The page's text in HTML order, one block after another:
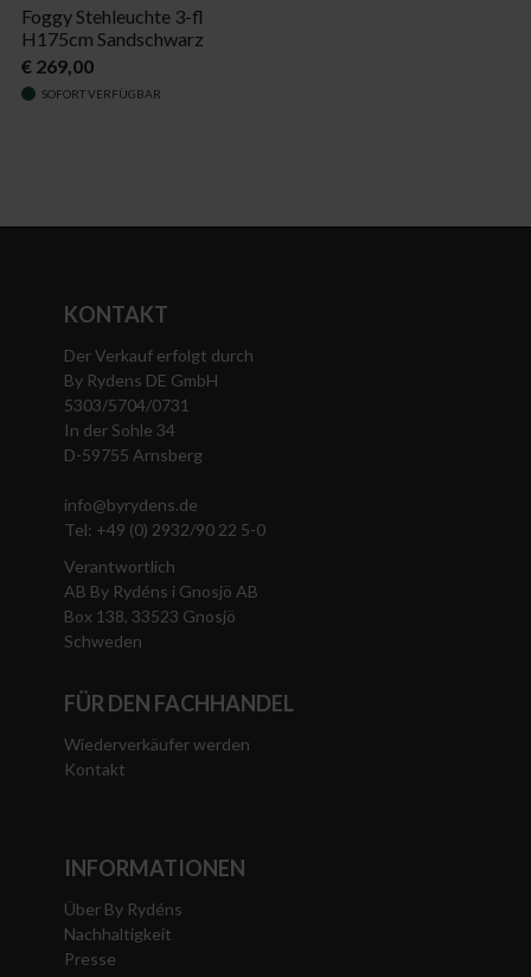
Foggy Stehleuchte 3-fl
H175cm Sandschwarz
€ 269,00
SOFORT VERFÜGBAR
KONTAKT
Der Verkauf erfolgt durch
By Rydens DE GmbH
5303/5704/0731
In der Sohle 34
D-59755 Arnsberg
info@byrydens.de
Tel: +49 (0) 2932/90 22 5-0
Verantwortlich
AB By Rydéns i Gnosjö AB
Box 138, 33523 Gnosjö
Schweden
FÜR DEN FACHHANDEL
Wiederverkäufer werden
Kontakt
INFORMATIONEN
Über By Rydéns
Nachhaltigkeit
Presse